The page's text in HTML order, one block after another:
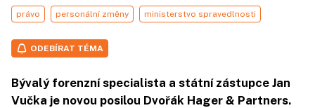
právo personální změny ministerstvo spravedlnosti
ODEBÍRAT TÉMA
Bývalý forenzní specialista a státní zástupce Jan
Vučka je novou posilou Dvořák Hager & Partners.